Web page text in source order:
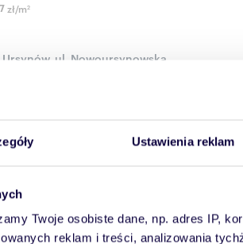
Ustawienia reklam
Twoje osobiste dane, np. adres IP,
reklam i treści, analizowania
zł/m2
ul. Nowoursynowska
mieszkanie 50,4 m2 w jednej z
wszystkie)